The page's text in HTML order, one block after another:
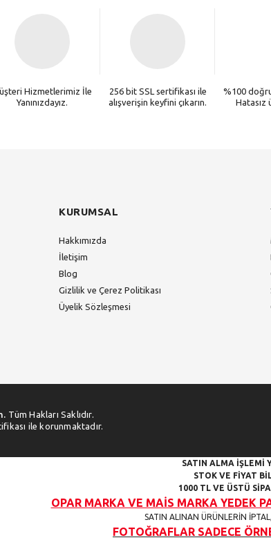
Hizmetlerimiz İle
Yanınızdayız.
256 bit SSL sertifikası ile
alışverişin keyfini çıkarın.
%100
Hatasız
KURUMSAL
Hakkımızda
İletişim
Blog
Gizlilik ve Çerez Politikası
Üyelik Sözleşmesi
Tüm Hakları Saklıdır.
ile korunmaktadır.
SATIN ALMA İŞLEMİ
STOK VE FİYAT
1000 TL VE ÜSTÜ
OPAR MARKA VE MAİS MARKA YEDEK
SATIN ALINAN ÜRÜNLERİN
FOTOĞRAFLAR SADECE